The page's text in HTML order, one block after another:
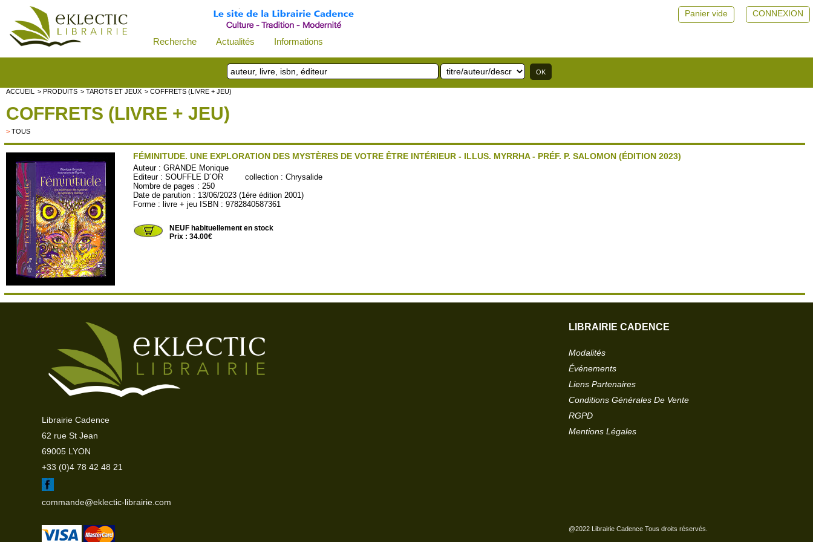
Recherche Actualités Informations
CONNEXION
Panier vide
ACCUEIL > PRODUITS > TAROTS ET JEUX > COFFRETS (LIVRE + JEU)
COFFRETS (LIVRE + JEU)
> TOUS
FÉMINITUDE. UNE EXPLORATION DES MYSTÈRES DE VOTRE ÊTRE INTÉRIEUR - ILLUS. MYRRHA - PRÉF. P. SALOMON (ÉDITION 2023)
Auteur :GRANDE Monique
Editeur :SOUFFLE D´OR collection :Chrysalide
Nombre de pages : 250
Date de parution : 13/06/2023 (1ére édition 2001)
Forme : livre + jeu ISBN : 9782840587361
NEUF habituellement en stock
Prix : 34.00€
Librairie Cadence
62 rue St Jean
69005 LYON
+33 (0)4 78 42 48 21
commande@eklectic-librairie.com
LIBRAIRIE CADENCE
Modalités
Événements
Liens Partenaires
Conditions Générales De Vente
RGPD
Mentions Légales
@2022 Librairie Cadence Tous droits réservés.